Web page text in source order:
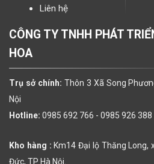
Liên hệ
CÔNG TY TNHH PHÁT
HOA
Trụ sở chính: Thôn 3 Xã Song
Nội
Hotline: 0985 692 766 - 0985 926 388
Kho hàng : Km14 Đại lộ Thăng Long,
Đức, TP Hà Nội.